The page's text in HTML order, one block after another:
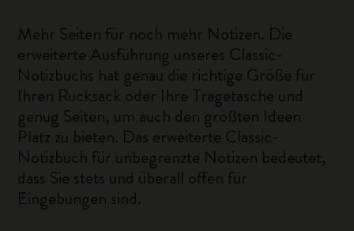
Mehr Seiten für noch mehr Notizen. Die
erweiterte Ausführung unseres Classic-
Notizbuchs hat genau die richtige Größe für
Ihren Rucksack oder Ihre Tragetasche und
genug Seiten, um auch den größten Ideen
Platz zu bieten. Das erweiterte Classic-
Notizbuch für unbegrenzte Notizen bedeutet,
dass Sie stets und überall offen für
Eingebungen sind.